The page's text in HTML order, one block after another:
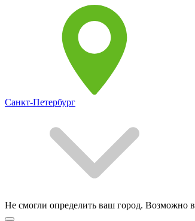
Санкт-Петербург
Не смогли определить ваш город. Возможно